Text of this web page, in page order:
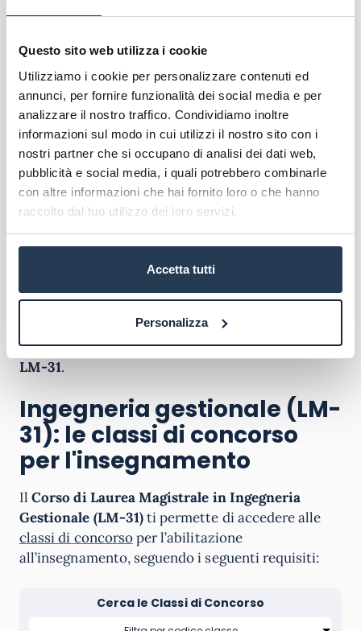
Questo sito web utilizza i cookie
Utilizziamo i cookie per personalizzare contenuti ed
annunci, per fornire funzionalità dei social media e per
analizzare il nostro traffico. Condividiamo inoltre
informazioni sul modo in cui utilizzi il nostro sito con i
nostri partner che si occupano di analisi dei dati web,
pubblicità e social media, i quali potrebbero combinarle
con altre informazioni che hai fornito loro o che hanno
raccolto dal tuo utilizzo dei loro servizi.
Accetta tutti
Personalizza
testimoniata dall’alto numero di tecnici impegnati
uso delle tecnologie dell’informazione nelle
imprese private come nella Pubblica
Amministrazione.
laureato in ingegneria gestionale
occupa
specifici ruoli professionali, nella pianificazione
strategica e nel controllo di gestione; nell’analisi
project management; nella gestione della
produzione e della logistica; nella gestione della
industriale. Oltre, naturalmente all’insegnamento.
Nel prossimo paragrafo scopriremo le classi
d’insegnamento previste per ilcorso di laurea
LM-31.
Ingegneria gestionale (LM-
31): le classi di concorso
per l'insegnamento
IlCorso di Laurea Magistrale in Ingegneria
Gestionale (LM-31)ti permette di accedere alle
classi di concorsoper l’abilitazione
all’insegnamento, seguendo i seguenti requisiti:
Cerca le Classi di Concorso